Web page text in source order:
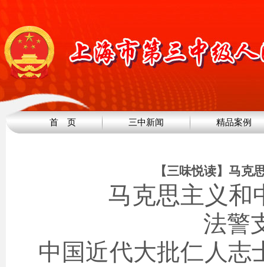
首 页 三中新闻 精品案例
【三味悦读】马克
马克思主义和
法警
中国近代大批仁人志